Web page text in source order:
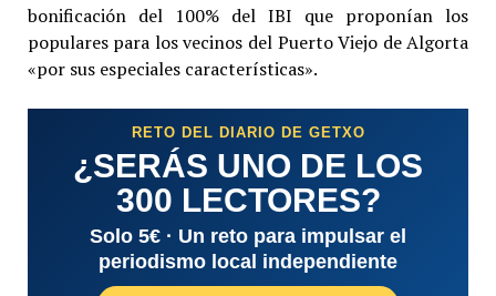
bonificación del 100% del IBI que proponían los
populares para los vecinos del Puerto Viejo de Algorta
«por sus especiales características».
RETO DEL DIARIO DE GETXO
¿SERÁS UNO DE LOS
300 LECTORES?
Solo 5€ · Un reto para impulsar el
periodismo local independiente